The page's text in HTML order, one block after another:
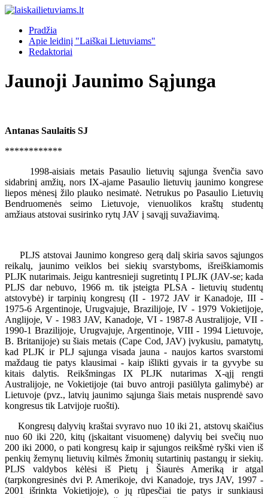
Pradžia
Apie leidinį "Laiškai Lietuviams"
Redaktoriai
Jaunoji Jaunimo Sąjunga
Antanas Saulaitis SJ
************
1998-aisiais metais Pasaulio lietuvių sąjunga švenčia savo
sidabrinį amžių, nors IX-ajame Pasaulio lietuvių jaunimo kongrese
liepos mėnesį žilo plauko nesimatė. Netrukus po Pasaulio Lietuvių
Bendruomenės seimo Lietuvoje, vienuolikos kraštų studentų
amžiaus atstovai susirinko rytų JAV į savąjį suvažiavimą.
PLJS atstovai Jaunimo kongreso gerą dalį skiria savos sąjungos
reikalų, jaunimo veiklos bei siekių svarstyboms, išreiškiamomis
PLJK nutarimais. Jeigu kantresnieji sugretintų I PLJK (JAV-se; kada
PLJS dar nebuvo, 1966 m. tik įsteigta PLSA - lietuvių studentų
atstovybė) ir tarpinių kongresų (II - 1972 JAV ir Kanadoje, III -
1975-6 Argentinoje, Urugvajuje, Brazilijoje, IV - 1979 Vokietijoje,
Anglijoje, V - 1983 JAV, Kanadoje, VI - 1987-8 Australijoje, VII -
1990-1 Brazilijoje, Urugvajuje, Argentinoje, VIII - 1994 Lietuvoje,
B. Britanijoje) su šiais metais (Cape Cod, JAV) įvykusiu, pamatytų,
kad PLJK ir PLJ sąjunga visada jauna - naujos kartos svarstomi
maždaug tie patys klausimai - kaip išlikti gyvais ir ta gyvybe su
kitais dalytis. Reikšmingas IX PLJK nutarimas X-ąjį rengti
Australijoje, ne Vokietijoje (tai buvo antroji pasiūlyta galimybė) ar
Lietuvoje (pvz., latvių jaunimo sąjunga šiais metais nusprendė savo
kongresus tik Latvijoje ruošti).
Kongresų dalyvių kraštai svyravo nuo 10 iki 21, atstovų skaičius
nuo 60 iki 220, kitų (įskaitant visuomenę) dalyvių bei svečių nuo
200 iki 2000, o pati kongresų kaip ir sąjungos reikšmė ryški vien iš
penkių žemynų lietuvių kilmės žmonių sutartinių pastangų ir siekių.
PLJS valdybos kėlėsi iš Pietų į Šiaurės Ameriką ir atgal
(tarpkongresinės dvi P. Amerikoje, dvi Kanadoje, trys JAV, 1997 -
2001 išrinkta Vokietijoje), o jų rūpesčiai tie patys ir sunkiausi